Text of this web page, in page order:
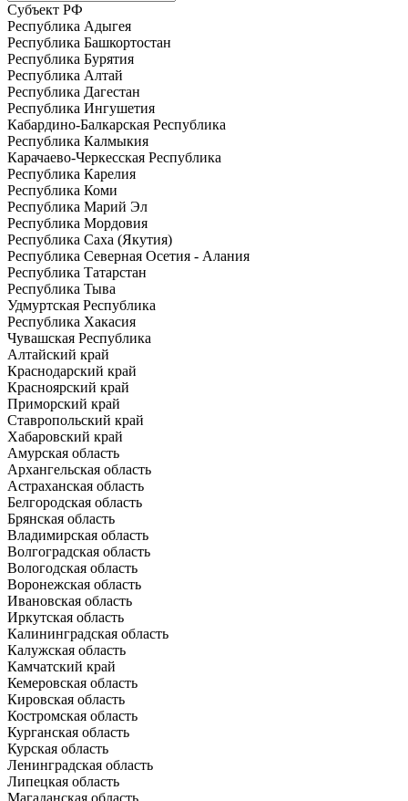
Субъект РФ
Республика Адыгея
Республика Башкортостан
Республика Бурятия
Республика Алтай
Республика Дагестан
Республика Ингушетия
Кабардино-Балкарская Республика
Республика Калмыкия
Карачаево-Черкесская Республика
Республика Карелия
Республика Коми
Республика Марий Эл
Республика Мордовия
Республика Саха (Якутия)
Республика Северная Осетия - Алания
Республика Татарстан
Республика Тыва
Удмуртская Республика
Республика Хакасия
Чувашская Республика
Алтайский край
Краснодарский край
Красноярский край
Приморский край
Ставропольский край
Хабаровский край
Амурская область
Архангельская область
Астраханская область
Белгородская область
Брянская область
Владимирская область
Волгоградская область
Вологодская область
Воронежская область
Ивановская область
Иркутская область
Калининградская область
Калужская область
Камчатский край
Кемеровская область
Кировская область
Костромская область
Курганская область
Курская область
Ленинградская область
Липецкая область
Магаданская область